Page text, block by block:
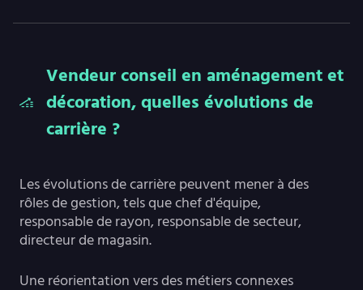
Vendeur conseil en aménagement et
décoration, quelles évolutions de
carrière ?
Les évolutions de carrière peuvent mener à des
rôles de gestion, tels que chef d'équipe,
responsable de rayon, responsable de secteur,
directeur de magasin.
Une réorientation vers des métiers connexes